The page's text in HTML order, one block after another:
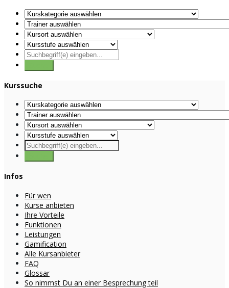
Kurssuche
Infos
Für wen
Kurse anbieten
Ihre Vorteile
Funktionen
Leistungen
Gamification
Alle Kursanbieter
FAQ
Glossar
So nimmst Du an einer Besprechung teil